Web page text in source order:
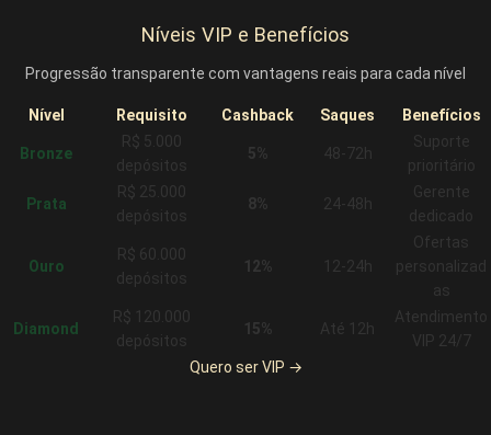
Níveis VIP e Benefícios
Progressão transparente com vantagens reais para cada nível
Nível Requisito Cashback Saques Benefícios
Bronze
R$ 5.000
depósitos
5% 48-72h
Suporte
prioritário
Prata
R$ 25.000
depósitos
8% 24-48h
Gerente
dedicado
Ouro
R$ 60.000
depósitos
12% 12-24h
Ofertas
personalizad
as
Diamond
R$ 120.000
depósitos
15% Até 12h
Atendimento
VIP 24/7
Quero ser VIP →